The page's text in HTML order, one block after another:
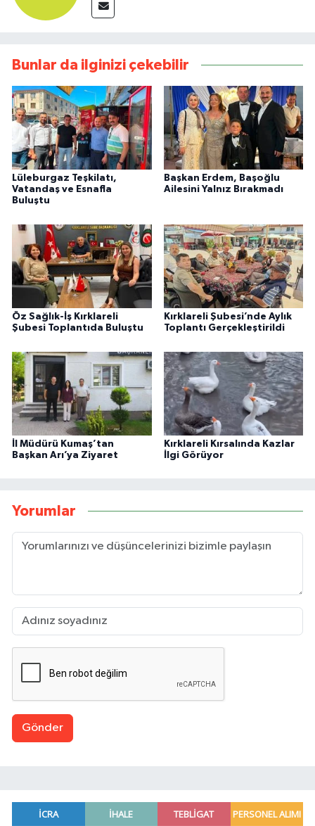
Bunlar da ilginizi çekebilir
Lüleburgaz Teşkilatı,
Vatandaş ve Esnafla
Buluştu
Başkan Erdem, Başoğlu
Ailesini Yalnız Bırakmadı
Öz Sağlık-İş Kırklareli
Şubesi Toplantıda Buluştu
Kırklareli Şubesi’nde Aylık
Toplantı Gerçekleştirildi
İl Müdürü Kumaş’tan
Başkan Arı’ya Ziyaret
Kırklareli Kırsalında Kazlar
İlgi Görüyor
Yorumlar
Gönder